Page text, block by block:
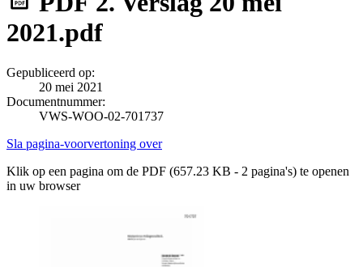
2021.pdf
Gepubliceerd op:
20 mei 2021
Documentnummer:
VWS-WOO-02-701737
Sla pagina-voorvertoning over
Klik op een pagina om de PDF (657.23 KB - 2 pagina's) te openen
in uw browser